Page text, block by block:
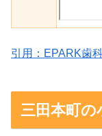
引用：EPARK歯
三田本町